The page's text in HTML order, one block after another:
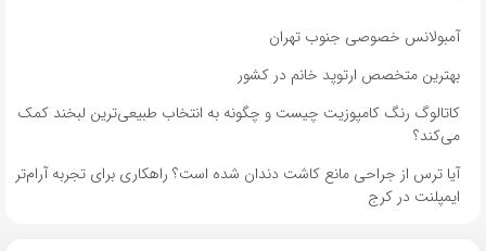
آمبولانس خصوصی جنوب تهران
بهترین متخصص ارتوپد خانم در کشور
کاتالوگ رنگ کامپوزیت چیست و چگونه به انتخاب طبیعی‌ترین لبخند کمک
می‌کند؟
آیا ترس از جراحی مانع کاشت دندان شده است؟ راهکاری برای تجربه آرام‌تر
ایمپلنت در کرج